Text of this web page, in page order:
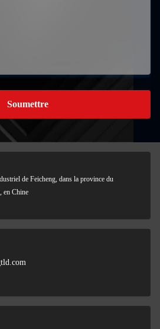
Soumettre
de Feicheng, dans la province du
en Chine